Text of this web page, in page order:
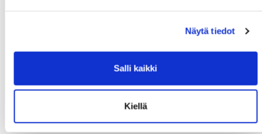
Näytä tiedot
Salli kaikki
Kiellä